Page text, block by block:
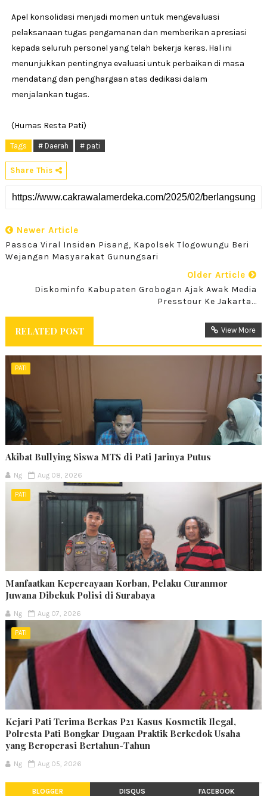
Apel konsolidasi menjadi momen untuk mengevaluasi
pelaksanaan tugas pengamanan dan memberikan apresiasi
kepada seluruh personel yang telah bekerja keras. Hal ini
menunjukkan pentingnya evaluasi untuk perbaikan di masa
mendatang dan penghargaan atas dedikasi dalam
menjalankan tugas.
(Humas Resta Pati)
Tags # Daerah # pati
Share This
Newer Article
Passca Viral Insiden Pisang, Kapolsek Tlogowungu Beri
Wejangan Masyarakat Gunungsari
Older Article
Diskominfo Kabupaten Grobogan Ajak Awak Media
Presstour Ke Jakarta...
RELATED POST View More
PATI
Akibat Bullying Siswa MTS di Pati Jarinya Putus
Ng Aug 08, 2026
PATI
Manfaatkan Kepercayaan Korban, Pelaku Curanmor
Juwana Dibekuk Polisi di Surabaya
Ng Aug 07, 2026
PATI
Kejari Pati Terima Berkas P21 Kasus Kosmetik Ilegal,
Polresta Pati Bongkar Dugaan Praktik Berkedok Usaha
yang Beroperasi Bertahun-Tahun
Ng Aug 05, 2026
BLOGGER DISQUS FACEBOOK